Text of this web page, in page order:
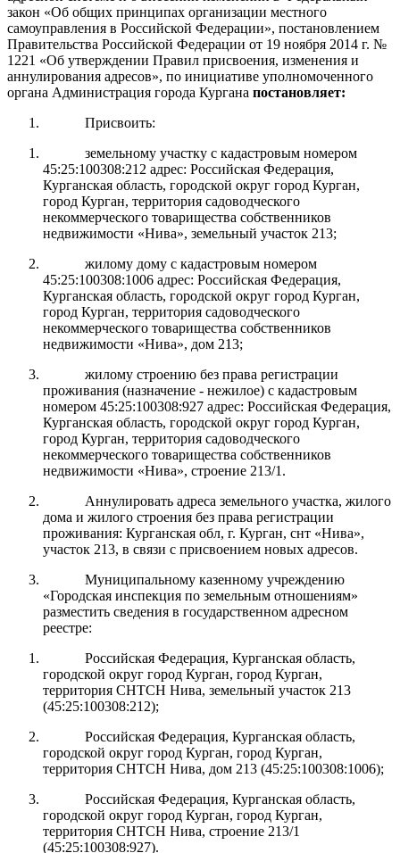
закон «Об общих принципах организации местного
самоуправления в Российской Федерации», постановлением
Правительства Российской Федерации от 19 ноября 2014 г. №
1221 «Об утверждении Правил присвоения, изменения и
аннулирования адресов», по инициативе уполномоченного
органа Администрация города Кургана постановляет:
Присвоить:
земельному участку с кадастровым номером
45:25:100308:212 адрес: Российская Федерация,
Курганская область, городской округ город Курган,
город Курган, территория садоводческого
некоммерческого товарищества собственников
недвижимости «Нива», земельный участок 213;
жилому дому с кадастровым номером
45:25:100308:1006 адрес: Российская Федерация,
Курганская область, городской округ город Курган,
город Курган, территория садоводческого
некоммерческого товарищества собственников
недвижимости «Нива», дом 213;
жилому строению без права регистрации
проживания (назначение - нежилое) с кадастровым
номером 45:25:100308:927 адрес: Российская Федерация,
Курганская область, городской округ город Курган,
город Курган, территория садоводческого
некоммерческого товарищества собственников
недвижимости «Нива», строение 213/1.
Аннулировать адреса земельного участка, жилого
дома и жилого строения без права регистрации
проживания: Курганская обл, г. Курган, снт «Нива»,
участок 213, в связи с присвоением новых адресов.
Муниципальному казенному учреждению
«Городская инспекция по земельным отношениям»
разместить сведения в государственном адресном
реестре:
Российская Федерация, Курганская область,
городской округ город Курган, город Курган,
территория СНТСН Нива, земельный участок 213
(45:25:100308:212);
Российская Федерация, Курганская область,
городской округ город Курган, город Курган,
территория СНТСН Нива, дом 213 (45:25:100308:1006);
Российская Федерация, Курганская область,
городской округ город Курган, город Курган,
территория СНТСН Нива, строение 213/1
(45:25:100308:927).